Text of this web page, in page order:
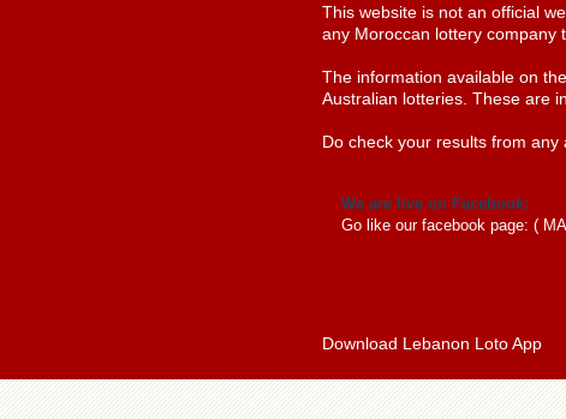
This website is not an official
any Moroccan lottery company
The information available on
Australian lotteries. These are
Do check your results from
We are live on Facebook:
Go like our facebook page: (
Download Lebanon Loto App